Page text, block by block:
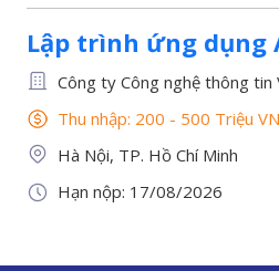
Lập trình ứng dụng
Công ty Công nghệ thông tin
Thu nhập: 200 - 500 Triệu
Hà Nội, TP. Hồ Chí Minh
Hạn nộp: 17/08/2026